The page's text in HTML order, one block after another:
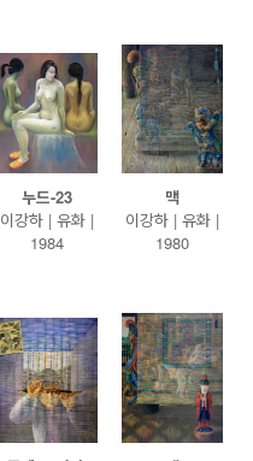
누드-23
이강하 | 유화 |
1984
맥
이강하 | 유화 |
1980